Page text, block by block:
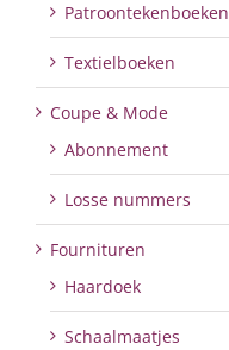
Patroontekenboeken
Textielboeken
Coupe & Mode
Abonnement
Losse nummers
Fournituren
Haardoek
Schaalmaatjes